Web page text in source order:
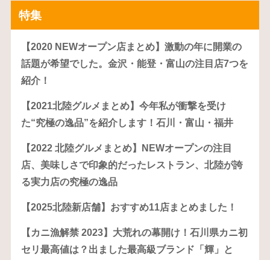
特集
【2020 NEWオープン店まとめ】激動の年に開業の
話題が希望でした。金沢・能登・富山の注目店7つを
紹介！
【2021北陸グルメまとめ】今年私が衝撃を受け
た“究極の逸品”を紹介します！石川・富山・福井
【2022 北陸グルメまとめ】NEWオープンの注目
店、美味しさで印象的だったレストラン、北陸が誇
る実力店の究極の逸品
【2025北陸新店舗】おすすめ11店まとめました！
【カニ漁解禁 2023】大荒れの幕開け！石川県カニ初
セリ最高値は？出ました最高級ブランド「輝」と